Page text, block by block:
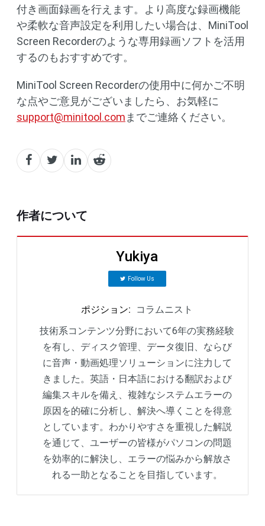
付き画面録画を行えます。より高度な録画機能
や柔軟な音声設定を利用したい場合は、MiniTool
Screen Recorderのような専用録画ソフトを活用
するのもおすすめです。
MiniTool Screen Recorderの使用中に何かご不明
な点やご意見がございましたら、お気軽に
support@minitool.com までご連絡ください。
作者について
Yukiya
Follow Us
ポジション:
コラムニスト
技術系コンテンツ分野において6年の実務経験
を有し、ディスク管理、データ復旧、ならび
に音声・動画処理ソリューションに注力して
きました。英語・日本語における翻訳および
編集スキルを備え、複雑なシステムエラーの
原因を的確に分析し、解決へ導くことを得意
としています。わかりやすさを重視した解説
を通じて、ユーザーの皆様がパソコンの問題
を効率的に解決し、エラーの悩みから解放さ
れる一助となることを目指しています。